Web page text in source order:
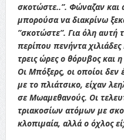
σκοτώστε..”. Φώναζαν
μπορούσα να διακρίνω
”σκοτώστε”. Για όλη αυτή
περίπου πενήντα
τρεις ώρες ο θόρυβος και
Οι Μπόξερς, οι οποίοι δεν
με το πλιάτσικο, είχαν
σε Μωαμεθανούς. Οι
τριακοσίων ατόμων με
κλοπιμαία, αλλά ο όχλος